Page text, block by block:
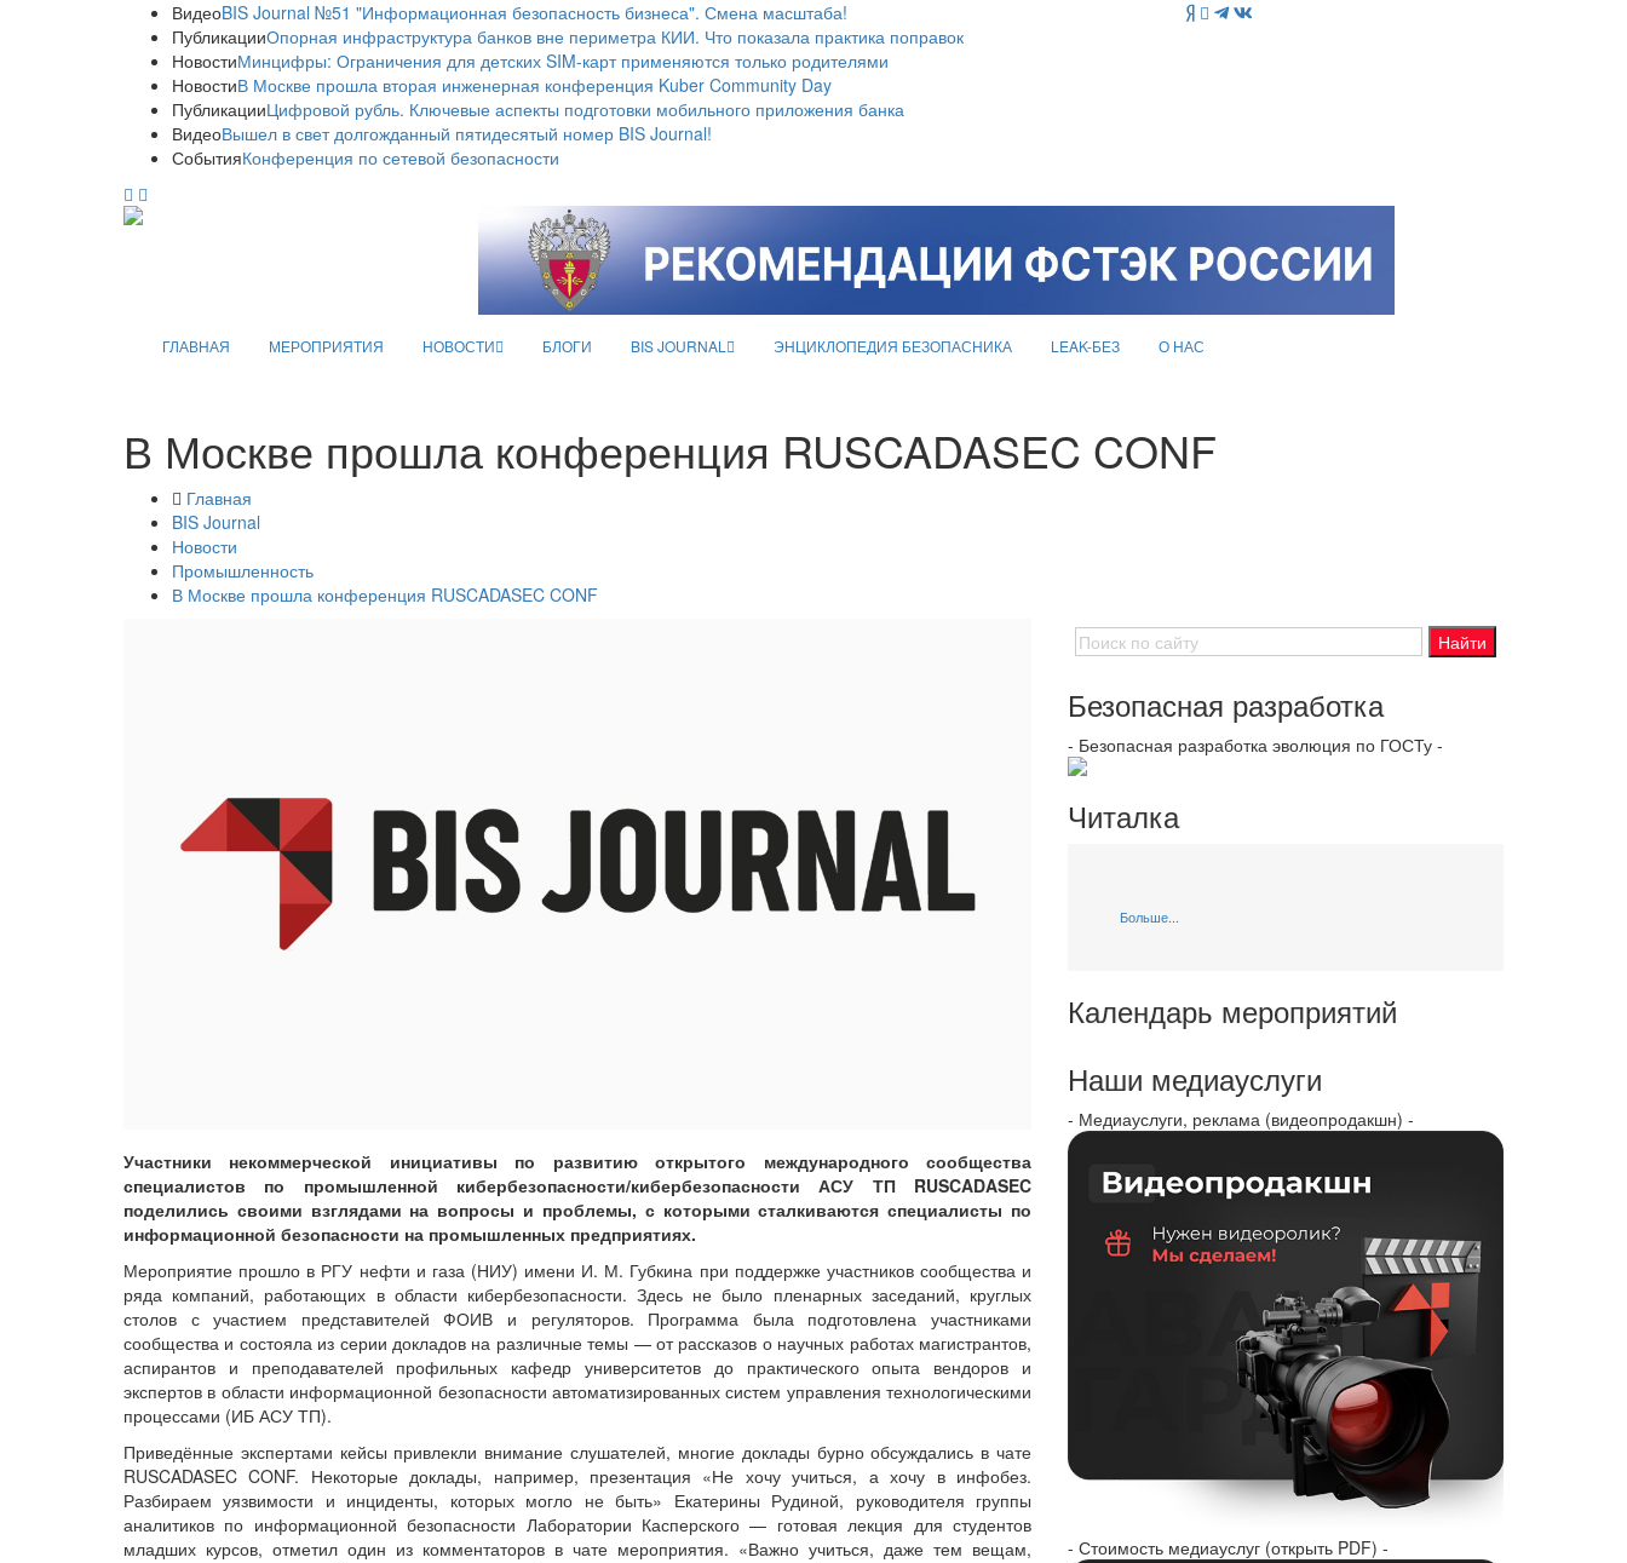
ВидеоBIS Journal №51 "Информационная безопасность бизнеса". Смена масштаба!
ПубликацииОпорная инфраструктура банков вне периметра КИИ. Что показала практика поправок
НовостиМинцифры: Ограничения для детских SIM-карт применяются только родителями
НовостиВ Москве прошла вторая инженерная конференция Kuber Community Day
ПубликацииЦифровой рубль. Ключевые аспекты подготовки мобильного приложения банка
ВидеоВышел в свет долгожданный пятидесятый номер BIS Journal!
СобытияКонференция по сетевой безопасности
ГЛАВНАЯ МЕРОПРИЯТИЯ НОВОСТИ БЛОГИ BIS JOURNAL ЭНЦИКЛОПЕДИЯ БЕЗОПАСНИКА LEAK-БЕЗ О НАС
В Москве прошла конференция RUSCADASEC CONF
Главная
BIS Journal
Новости
Промышленность
В Москве прошла конференция RUSCADASEC CONF
Участники некоммерческой инициативы по развитию открытого международного сообщества
специалистов по промышленной кибербезопасности/кибербезопасности АСУ ТП RUSCADASEC
поделились своими взглядами на вопросы и проблемы, с которыми сталкиваются специалисты по
информационной безопасности на промышленных предприятиях.
Мероприятие прошло в РГУ нефти и газа (НИУ) имени И. М. Губкина при поддержке участников сообщества и
ряда компаний, работающих в области кибербезопасности. Здесь не было пленарных заседаний, круглых
столов с участием представителей ФОИВ и регуляторов. Программа была подготовлена участниками
сообщества и состояла из серии докладов на различные темы — от рассказов о научных работах магистрантов,
аспирантов и преподавателей профильных кафедр университетов до практического опыта вендоров и
экспертов в области информационной безопасности автоматизированных систем управления технологическими
процессами (ИБ АСУ ТП).
Приведённые экспертами кейсы привлекли внимание слушателей, многие доклады бурно обсуждались в чате
RUSCADASEC CONF. Некоторые доклады, например, презентация «Не хочу учиться, а хочу в инфобез.
Разбираем уязвимости и инциденты, которых могло не быть» Екатерины Рудиной, руководителя группы
аналитиков по информационной безопасности Лаборатории Касперского — готовая лекция для студентов
младших курсов, отметил один из комментаторов в чате мероприятия. «Важно учиться, даже тем вещам,
Безопасная разработка
- Безопасная разработка эволюция по ГОСТу -
Читалка
Больше...
Календарь мероприятий
Наши медиауслуги
- Медиауслуги, реклама (видеопродакшн) -
- Стоимость медиауслуг (открыть PDF) -